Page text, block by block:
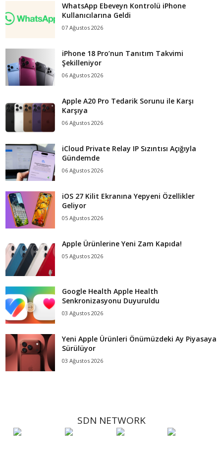
WhatsApp Ebeveyn Kontrolü iPhone
Kullanıcılarına Geldi
07 Ağustos 2026
iPhone 18 Pro’nun Tanıtım Takvimi
Şekilleniyor
06 Ağustos 2026
Apple A20 Pro Tedarik Sorunu ile Karşı
Karşıya
06 Ağustos 2026
iCloud Private Relay IP Sızıntısı Açığıyla
Gündemde
06 Ağustos 2026
iOS 27 Kilit Ekranına Yepyeni Özellikler
Geliyor
05 Ağustos 2026
Apple Ürünlerine Yeni Zam Kapıda!
05 Ağustos 2026
Google Health Apple Health
Senkronizasyonu Duyuruldu
03 Ağustos 2026
Yeni Apple Ürünleri Önümüzdeki Ay Piyasaya
Sürülüyor
03 Ağustos 2026
SDN NETWORK